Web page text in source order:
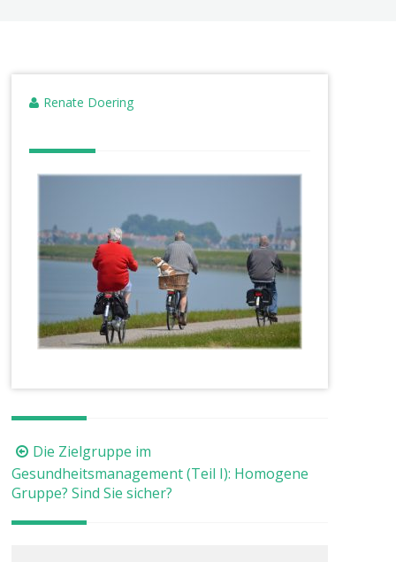
Renate Doering
Beitragsnavigation
Die Zielgruppe im
Gesundheitsmanagement (Teil I): Homogene
Gruppe? Sind Sie sicher?